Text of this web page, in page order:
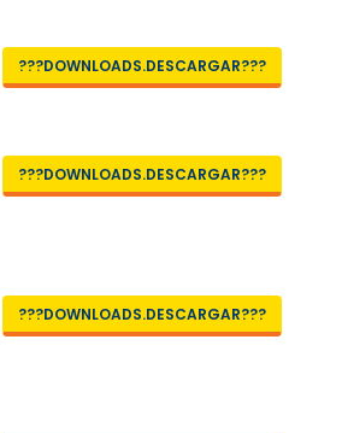
???DOWNLOADS.DESCARGAR???
???DOWNLOADS.DESCARGAR???
???DOWNLOADS.DESCARGAR???